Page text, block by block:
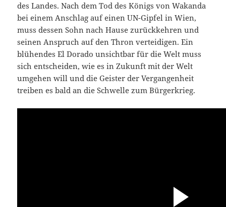
des Landes. Nach dem Tod des Königs von Wakanda
bei einem Anschlag auf einen UN-Gipfel in Wien,
muss dessen Sohn nach Hause zurückkehren und
seinen Anspruch auf den Thron verteidigen. Ein
blühendes El Dorado unsichtbar für die Welt muss
sich entscheiden, wie es in Zukunft mit der Welt
umgehen will und die Geister der Vergangenheit
treiben es bald an die Schwelle zum Bürgerkrieg.